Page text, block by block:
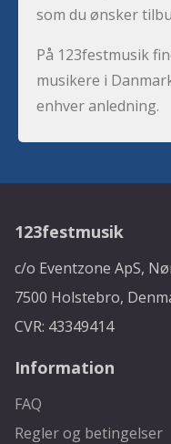
som du ønsker
På 123festmusik
musikere i
enhver anledning.
123festmusik
c/o Eventzone ApS,
7500 Holstebro,
CVR: 43349414
Information
FAQ
Regler og betingelser